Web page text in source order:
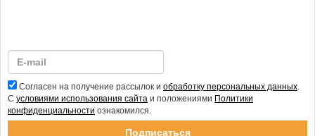
Согласен на получение рассылок и обработку персональных данных
С условиями использования сайта и положениями Политики
конфиденциальности ознакомился.